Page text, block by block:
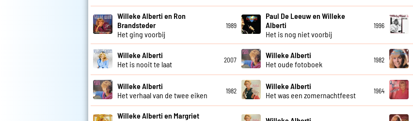
Willeke Alberti en Ron
Brandsteder
Het ging voorbij
1989
Paul De Leeuw en Willeke
Alberti
Het is nog niet voorbij
1996
Willeke Alberti
Het is nooit te laat
2007
Willeke Alberti
Het oude fotoboek
1982
Willeke Alberti
Het verhaal van de twee eiken
1982
Willeke Alberti
Het was een zomernachtfeest
1964
Willeke Alberti en Margriet